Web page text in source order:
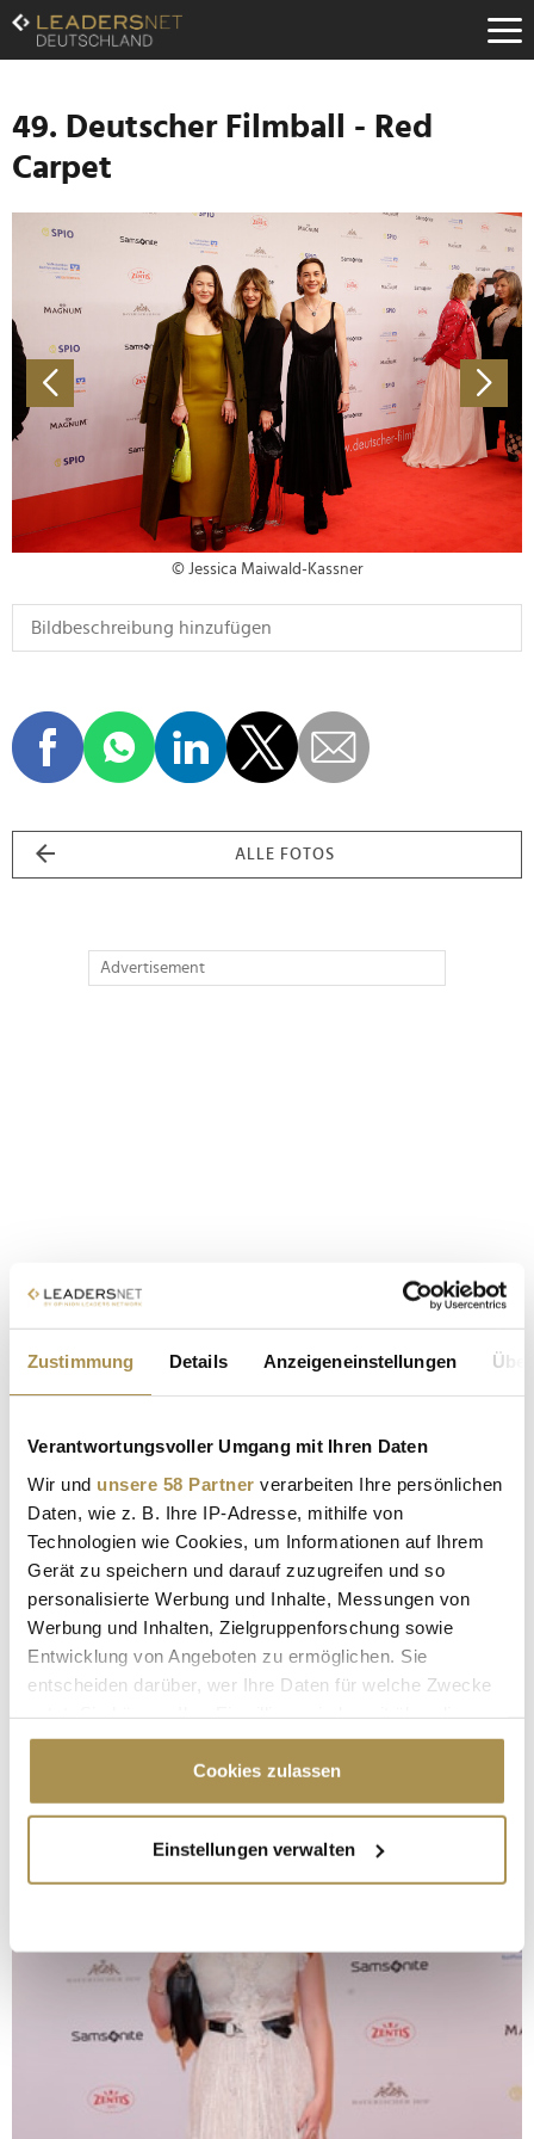
Zustimmung Details Anzeigeneinstellungen
Verantwortungsvoller Umgang mit Ihren Daten
Wir und unsere 58 Partner verarbeiten Ihre persönlichen
Daten, wie z. B. Ihre IP-Adresse, mithilfe von
Technologien wie Cookies, um Informationen auf Ihrem
Gerät zu speichern und darauf zuzugreifen und so
personalisierte Werbung und Inhalte, Messungen von
Werbung und Inhalten, Zielgruppenforschung sowie
Entwicklung von Angeboten zu ermöglichen. Sie
entscheiden darüber, wer Ihre Daten für welche Zwecke
Cookie-Erklärung oder durch Klicken auf das Privacy
Trigger Symbol ändern oder widerrufen
Informationen über Ihre geografische Lage
erfassen, welche bis auf einige Meter genau sein
bestimmten Merkmalen (Fingerprinting) identifizieren
Erfahren Sie mehr darüber, wie Ihre persönlichen Daten
verarbeitet werden, und legen Sie Ihre Präferenzen im
Abschnitt Einzelheiten
fest.
Wir verwenden Cookies, um Inhalte und Anzeigen zu
Cookies zulassen
Einstellungen verwalten
Zum
Inhalt
Zur
Navigation
Zur
Hauptnavigation
49. Deutscher Filmball - Red
Carpet
© Jessica Maiwald-Kassner
ALLE FOTOS
Advertisement